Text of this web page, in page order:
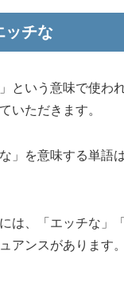
ッチな
という意味で使わ
いただきます。
」を意味する単語は
は、「エッチな」
アンスがあります。